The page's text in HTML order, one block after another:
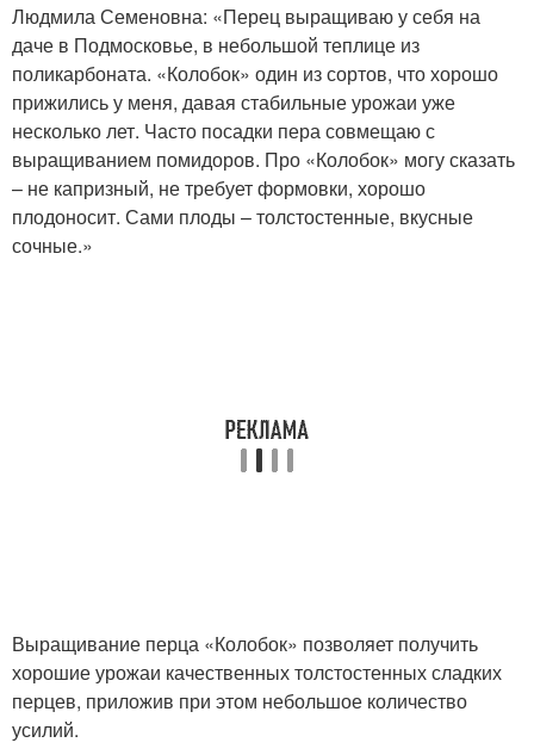
Людмила Семеновна: «Перец выращиваю у себя на
даче в Подмосковье, в небольшой теплице из
поликарбоната. «Колобок» один из сортов, что хорошо
прижились у меня, давая стабильные урожаи уже
несколько лет. Часто посадки пера совмещаю с
выращиванием помидоров. Про «Колобок» могу сказать
– не капризный, не требует формовки, хорошо
плодоносит. Сами плоды – толстостенные, вкусные
сочные.»
Выращивание перца «Колобок» позволяет получить
хорошие урожаи качественных толстостенных сладких
перцев, приложив при этом небольшое количество
усилий.